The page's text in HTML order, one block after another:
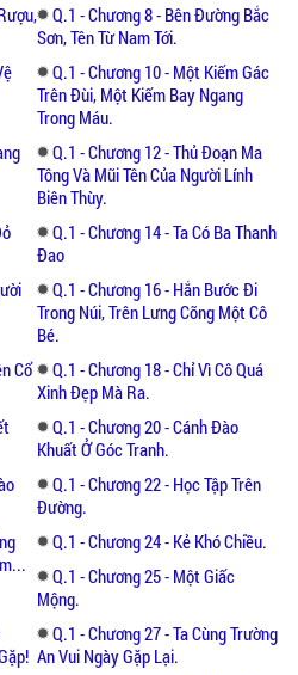
này chắc chắn bị vô
đích tên sách. . . Cũng
nào, tên sách suy
có một tất cả mọi
như vậy cuối cùng
cái có thể làm cho ta
đích, mặt khác trịnh
tên sách xuất từ thư
Mời bạn đọc chiêm
nghiệm truyện tiên
Hành và Chân Linh
Q.1 - Chương 8 - Bên Đường Bắc
Sơn, Tên Từ Nam Tới.
Q.1 - Chương 10 - Một Kiếm Gác
Trên Đùi, Một Kiếm Bay Ngang
Trong Máu.
Q.1 - Chương 12 - Thủ Đoạn Ma
Tông Và Mũi Tên Của Người Lính
Biên Thùy.
Q.1 - Chương 14 - Ta Có Ba Thanh
Đao
Q.1 - Chương 16 - Hắn Bước Đi
Trong Núi, Trên Lưng Cõng Một Cô
Bé.
Cổ
Q.1 - Chương 18 - Chỉ Vì Cô Quá
Xinh Đẹp Mà Ra.
Q.1 - Chương 20 - Cánh Đào
Khuất Ở Góc Tranh.
Q.1 - Chương 22 - Học Tập Trên
Đường.
Q.1 - Chương 24 - Kẻ Khó Chiều.
Q.1 - Chương 25 - Một Giấc
Mộng.
Q.1 - Chương 27 - Ta Cùng Trường
An Vui Ngày Gặp Lại.